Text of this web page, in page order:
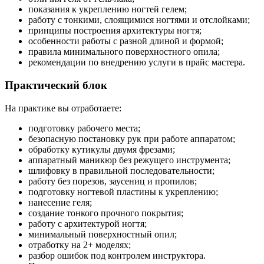
показания к укреплению ногтей гелем;
работу с тонкими, слоящимися ногтями и отслойками;
принципы построения архитектуры ногтя;
особенности работы с разной длиной и формой;
правила минимального поверхностного опила;
рекомендации по внедрению услуги в прайс мастера.
Практический блок
На практике вы отработаете:
подготовку рабочего места;
безопасную постановку рук при работе аппаратом;
обработку кутикулы двумя фрезами;
аппаратный маникюр без режущего инструмента;
шлифовку в правильной последовательности;
работу без порезов, заусениц и пропилов;
подготовку ногтевой пластины к укреплению;
нанесение геля;
создание тонкого прочного покрытия;
работу с архитектурой ногтя;
минимальный поверхностный опил;
отработку на 2+ моделях;
разбор ошибок под контролем инструктора.